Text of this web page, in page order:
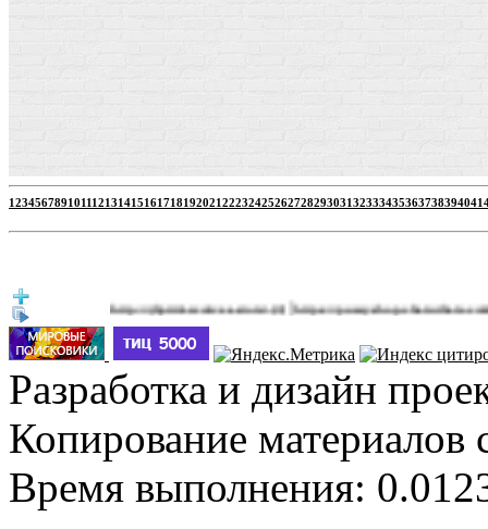
1234567891011121314151617181920212223242526272829303132333435363738394041
http://jbprimecurves.store/(3)|https://pussyshop.chaturbate.com/male-
Разработка и дизайн
Копирование материалов
Время выполнения: